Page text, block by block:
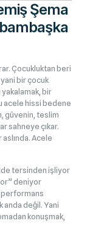
Şema
Çocukluktan beri
bir çocuk
yakalamak, bir
acele hissi bedene
güvenin, teslim
sahneye çıkar.
aslında. Acele
tersinden işliyor
deniyor
performans
anda değil. Yani
konuşmak,